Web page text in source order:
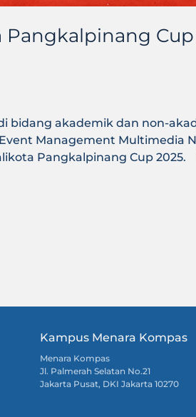
bidang akademik dan non-
Management Multimedia
Pangkalpinang Cup
Kampus Menara Kompas
Menara Kompas
Jl. Palmerah Selatan No.21
Jakarta Pusat, DKI Jakarta 10270